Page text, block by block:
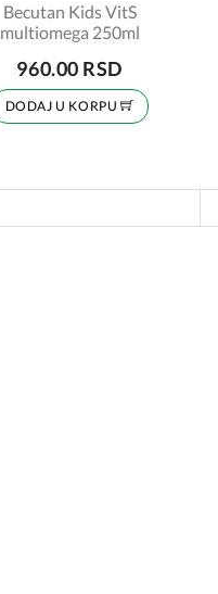
Becutan Kids VitS
multiomega 250ml
960.00 RSD
DODAJ U KORPU